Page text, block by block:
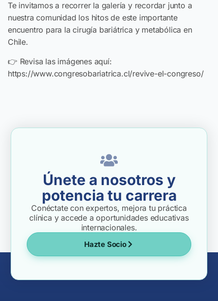
Te invitamos a recorrer la galería y recordar junto a
nuestra comunidad los hitos de este importante
encuentro para la cirugía bariátrica y metabólica en
Chile.
👉 Revisa las imágenes aquí:
https://www.congresobariatrica.cl/revive-el-congreso/
Únete a nosotros y
potencia tu carrera
Conéctate con expertos, mejora tu práctica
clínica y accede a oportunidades educativas
internacionales.
Hazte Socio